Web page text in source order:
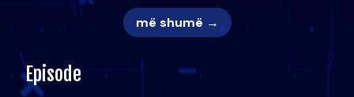
më shumë →
Episode